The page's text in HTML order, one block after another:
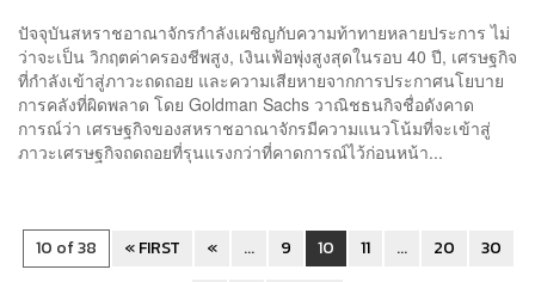
ปัจจุบันสหราชอาณาจักรกำลังเผชิญกับความท้าทายหลายประการ ไม่
ว่าจะเป็น วิกฤตค่าครองชีพสูง, เงินเฟ้อพุ่งสูงสุดในรอบ 40 ปี, เศรษฐกิจ
ที่กำลังเข้าสู่ภาวะถดถอย และความเสียหายจากการประกาศนโยบาย
การคลังที่ผิดพลาด โดย Goldman Sachs วาณิชธนกิจชื่อดังคาด
การณ์ว่า เศรษฐกิจของสหราชอาณาจักรมีความแนวโน้มที่จะเข้าสู่
ภาวะเศรษฐกิจถดถอยที่รุนแรงกว่าที่คาดการณ์ไว้ก่อนหน้า...
10 of 38 « FIRST « ... 9 10 11 ... 20
30